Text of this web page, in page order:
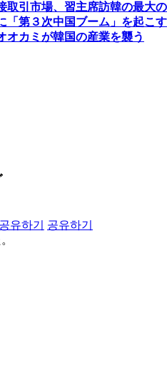
取引市場、習主席訪韓の最大の
「第３次中国ブーム」を起こす
オカミが韓国の産業を襲う
공유하기
공유하기